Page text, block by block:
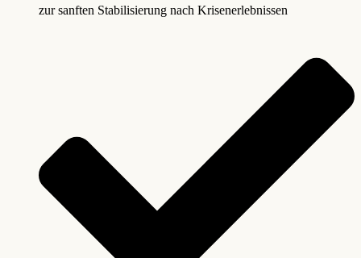
zur sanften Stabilisierung nach Krisenerlebnissen